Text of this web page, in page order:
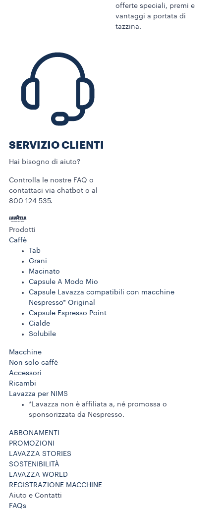
offerte speciali, premi e
vantaggi a portata di
tazzina.
SERVIZIO CLIENTI​
Hai bisogno di aiuto?​
Controlla le nostre FAQ o
contattaci via chatbot o al
800 124 535.
Prodotti
Caffè
Tab
Grani
Macinato
Capsule A Modo Mio
Capsule Lavazza compatibili con macchine
Nespresso* Original
Capsule Espresso Point
Cialde
Solubile
Macchine
Non solo caffè
Accessori
Ricambi
Lavazza per NIMS
*Lavazza non è affiliata a, né promossa o
sponsorizzata da Nespresso.
ABBONAMENTI
PROMOZIONI
LAVAZZA STORIES
SOSTENIBILITÀ
LAVAZZA WORLD
REGISTRAZIONE MACCHINE
Aiuto e Contatti
FAQs